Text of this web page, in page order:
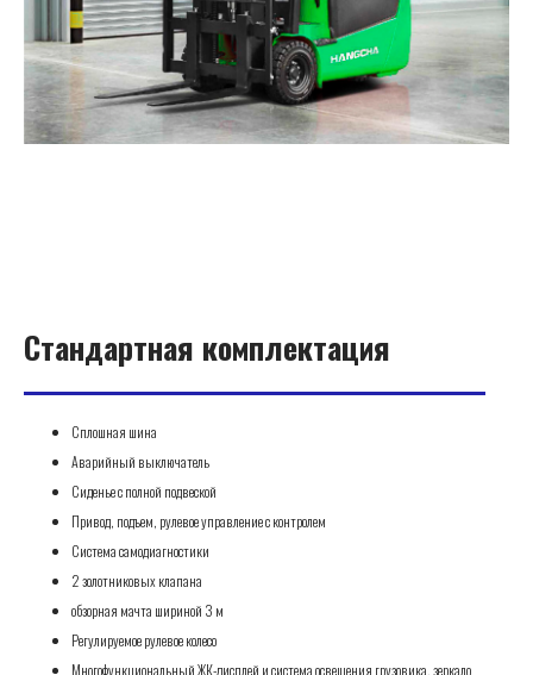
Стандартная комплектация
Сплошная шина
Аварийный выключатель
Сиденье с полной подвеской
Привод, подъем, рулевое управление с контролем
Система самодиагностики
2 золотниковых клапана
обзорная мачта шириной 3 м
Регулируемое рулевое колесо
Многофункциональный ЖК-дисплей и система освещения грузовика, зеркало